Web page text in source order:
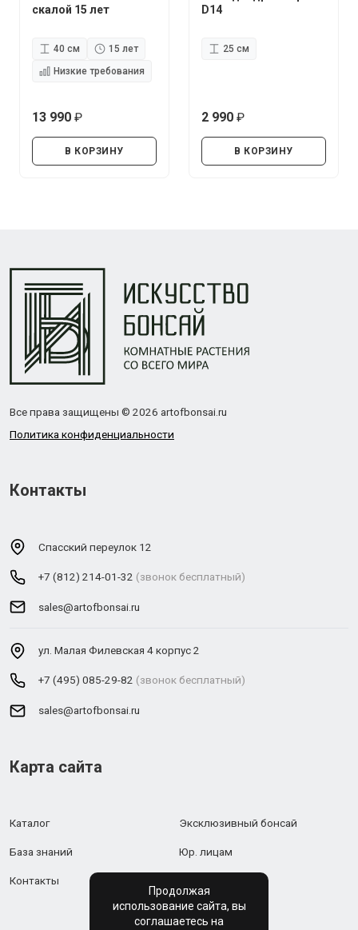
скалой 15 лет
40 см
15 лет
Низкие требования
13 990
В КОРЗИНУ
D14
25 см
2 990
В КОРЗИНУ
Все права защищены © 2026 artofbonsai.ru
Политика конфиденциальности
Контакты
Спасский переулок 12
+7 (812) 214-01-32 (звонок бесплатный)
sales@artofbonsai.ru
ул. Малая Филевская 4 корпус 2
+7 (495) 085-29-82 (звонок бесплатный)
sales@artofbonsai.ru
Карта сайта
Каталог Эксклюзивный бонсай
База знаний Юр. лицам
Контакты
Продолжая
использование сайта, вы
соглашаетесь на